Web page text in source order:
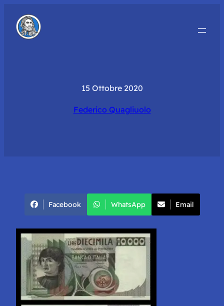
15 Ottobre 2020
Federico Quagliuolo
Facebook WhatsApp Email